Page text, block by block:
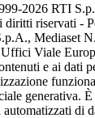
2026 RTI
diritti riservati -
Mediaset
Uffici Viale
e ai dati
generativa.
di